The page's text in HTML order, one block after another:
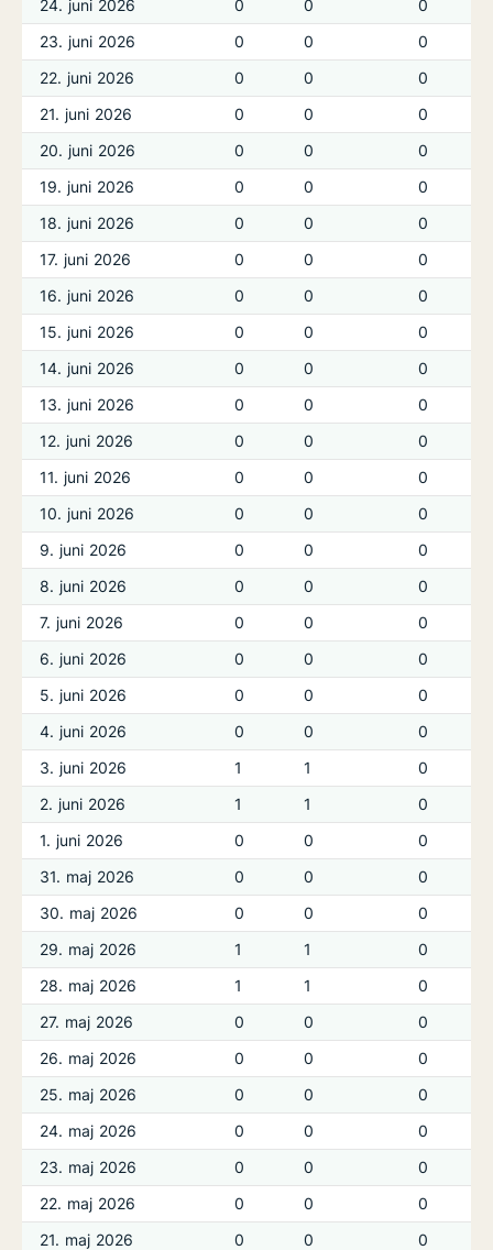
24. juni 2026 0 0
0
23. juni 2026
0 0
0
22. juni 2026
0 0
0
21. juni 2026
0 0
0
20. juni 2026
0 0
0
19. juni 2026
0 0
0
18. juni 2026
0 0
0
17. juni 2026
0 0
0
16. juni 2026
0 0
0
15. juni 2026
0 0
0
14. juni 2026
0 0
0
13. juni 2026
0 0
0
12. juni 2026
0 0
0
11. juni 2026
0 0
0
10. juni 2026
0 0
0
9. juni 2026
0 0
0
8. juni 2026
0 0
0
7. juni 2026
0 0
0
6. juni 2026
0 0
0
5. juni 2026
0 0
0
4. juni 2026
0 0
0
3. juni 2026
1 1
0
2. juni 2026
1 1
0
1. juni 2026
0 0
0
31. maj 2026
0 0
0
30. maj 2026
0 0
0
29. maj 2026
1 1
0
28. maj 2026
1 1
0
27. maj 2026
0 0
0
26. maj 2026
0 0
0
25. maj 2026
0 0
0
24. maj 2026
0 0
0
23. maj 2026
0 0
0
22. maj 2026
0 0
0
21. maj 2026
0 0
0